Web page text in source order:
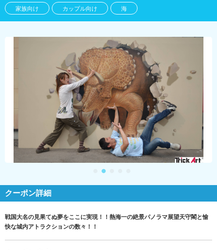
家族向け カップル向け 海
クーポン詳細
戦国大名の見果てぬ夢をここに実現！！熱海一の絶景パノラマ展望天守閣と愉
快な城内アトラクションの数々！！